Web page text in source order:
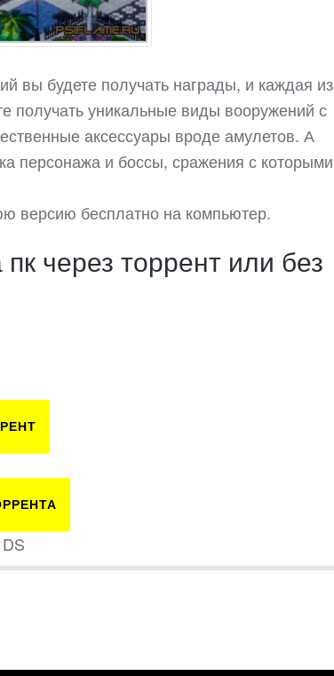
вы будете получать награды, и каждая из
получать уникальные виды вооружений с
аксессуары вроде амулетов. А
персонажа и боссы, сражения с которыми
версию бесплатно на компьютер.
через торрент или без